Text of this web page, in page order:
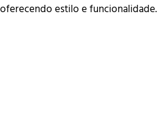
oferecendo estilo e funcionalidade.